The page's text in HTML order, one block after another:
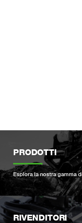
PRODOTTI
Esplora la nostra gamma
RIVENDITORI